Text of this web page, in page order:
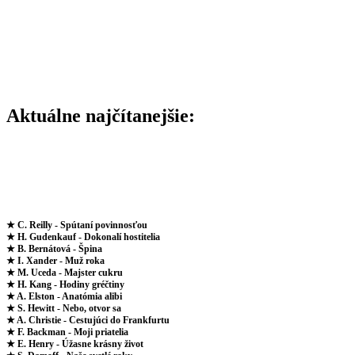
Aktuálne najčítanejšie:
★ C. Reilly - Spútaní povinnosťou
★ H. Gudenkauf - Dokonalí hostitelia
★ B. Bernátová - Špina
★ I. Xander - Muž roka
★ M. Uceda - Majster cukru
★ H. Kang - Hodiny gréčtiny
★ A. Elston - Anatómia alibi
★ S. Hewitt - Nebo, otvor sa
★ A. Christie - Cestujúci do Frankfurtu
★ F. Backman - Moji priatelia
★ E. Henry - Úžasne krásny život